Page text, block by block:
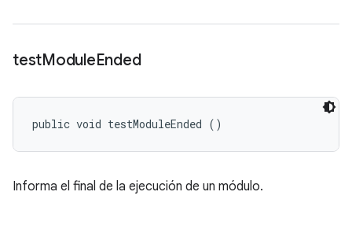
testModuleEnded
public void testModuleEnded ()
Informa el final de la ejecución de un módulo.